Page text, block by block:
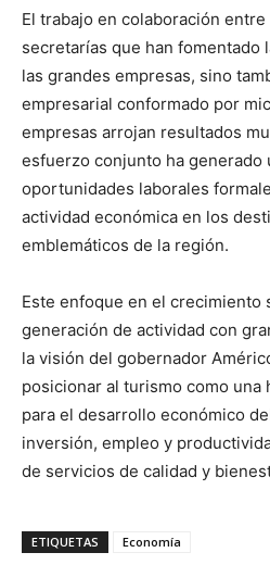
El trabajo en colaboración
secretarías que han fomentado
las grandes empresas, sino
empresarial conformado por
empresas arrojan resultados
esfuerzo conjunto ha generado
oportunidades laborales
actividad económica en los
emblemáticos de la región.
Este enfoque en el crecimiento
generación de actividad con
la visión del gobernador
posicionar al turismo como una
para el desarrollo económico
inversión, empleo y
de servicios de calidad y
ETIQUETAS Economía